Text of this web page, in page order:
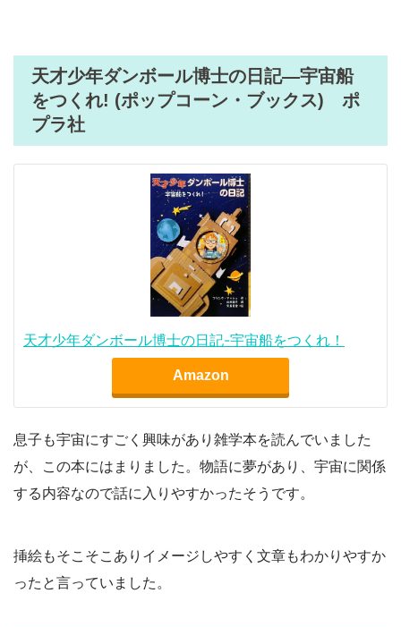
天才少年ダンボール博士の日記―宇宙船
をつくれ! (ポップコーン・ブックス) ポ
プラ社
天才少年ダンボール博士の日記-宇宙船をつくれ！
Amazon
息子も宇宙にすごく興味があり雑学本を読んでいました
が、この本にはまりました。物語に夢があり、宇宙に関係
する内容なので話に入りやすかったそうです。
挿絵もそこそこありイメージしやすく文章もわかりやすか
ったと言っていました。